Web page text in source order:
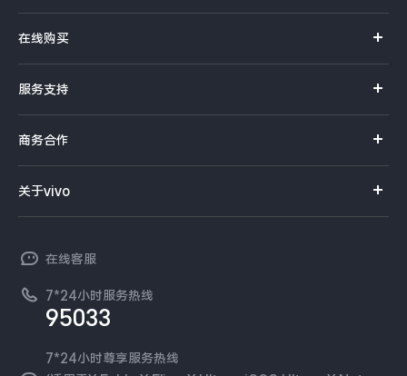
S系列
Y系列
iQOO手机
T系列
NEX系列
在线购买
选购手机
选购配件
订单查询
服务支持
服务网点
查找手机
环保回收
安全公告
商务合作
开放平台
vivo 企业业务
廉正合规
国补营业执照
无线电发射设备销售备案
关于vivo
工作机会
新闻资讯
在线客服
7*24小时服务热线
95033
7*24小时尊享服务热线